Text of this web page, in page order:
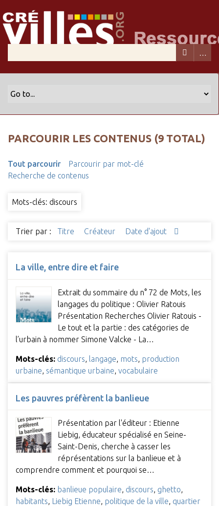
PARCOURIR LES CONTENUS (9 TOTAL)
Tout parcourir
Parcourir par mot-clé
Recherche de contenus
Mots-clés: discours
Trier par : Titre Créateur Date d'ajout
La ville, entre dire et faire
Extrait du sommaire du n° 72 de Mots, les
langages du politique : Olivier Ratouis
Présentation Recherches Olivier Ratouis -
Le tout et la partie : des catégories de
l’urbain à nommer Simone Valcke - La…
Mots-clés: discours langage mots production
urbaine sémantique urbaine vocabulaire
Les pauvres préfèrent la banlieue
Présentation par l'éditeur : Etienne
Liebig, éducateur spécialisé en Seine-
Saint-Denis, cherche à casser les
réprésentations sur la banlieue et à
comprendre comment et pourquoi se…
Mots-clés: banlieue populaire, discours, ghetto,
habitants, Liebig Etienne, politique de la ville, quartier